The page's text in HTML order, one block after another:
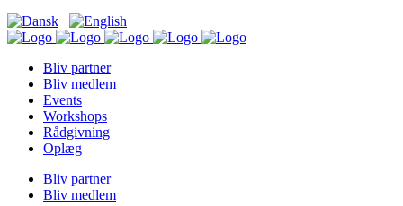
Bliv partner
Bliv medlem
Events
Workshops
Rådgivning
Oplæg
Bliv partner
Bliv medlem